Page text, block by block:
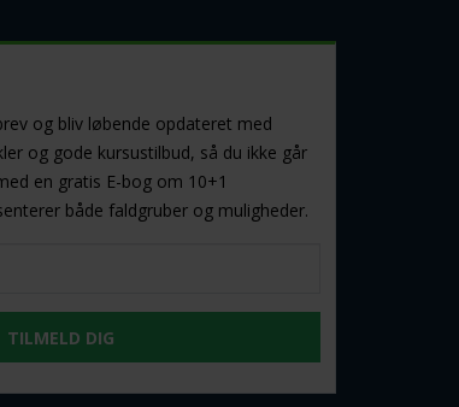
og bliv løbende opdateret med
og gode kursustilbud, så du ikke går
en gratis E-bog om 10+1
både faldgruber og muligheder.
TILMELD DIG